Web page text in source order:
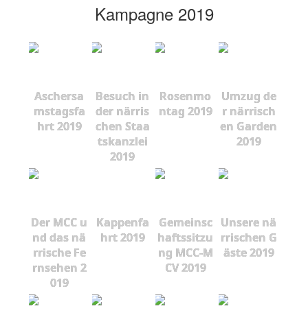
Kampagne 2019
Aschersa
mstagsfa
hrt 2019
Besuch in
der närris
chen Staa
tskanzlei
2019
Rosenmo
ntag 2019
Umzug de
r närrisch
en Garden
2019
Der MCC u
nd das nä
rrische Fe
rnsehen 2
019
Kappenfa
hrt 2019
Gemeinsc
haftssitzu
ng MCC-M
CV 2019
Unsere nä
rrischen G
äste 2019